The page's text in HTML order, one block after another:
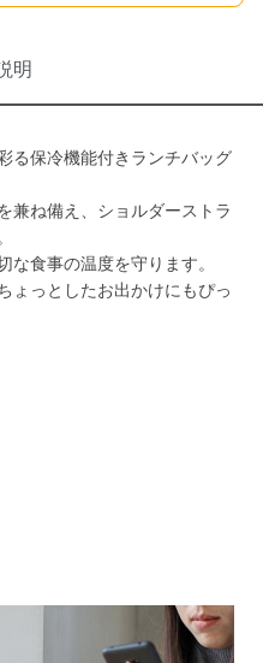
明
る保冷機能付きランチバッグ
兼ね備え、ショルダーストラ
な食事の温度を守ります。
ょっとしたお出かけにもぴっ